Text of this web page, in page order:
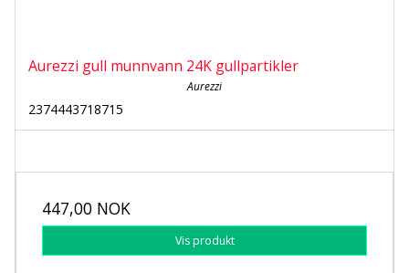
Aurezzi gull munnvann 24K gullpartikler
Aurezzi
2374443718715
447,00 NOK
Vis produkt